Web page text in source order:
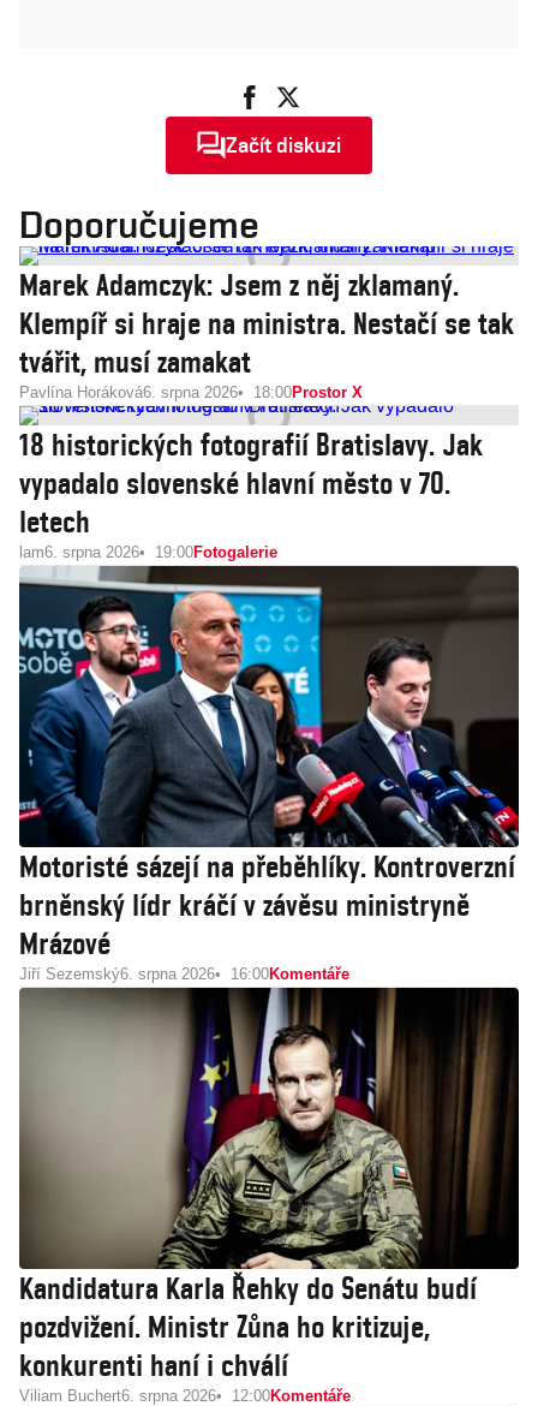
Začít diskuzi
Doporučujeme
Marek Adamczyk: Jsem z něj zklamaný.
Klempíř si hraje na ministra. Nestačí se tak
tvářit, musí zamakat
Pavlína Horáková6. srpna 2026 18:00Prostor X
18 historických fotografií Bratislavy. Jak
vypadalo slovenské hlavní město v 70.
letech
lam6. srpna 2026 19:00Fotogalerie
Motoristé sázejí na přeběhlíky. Kontroverzní
brněnský lídr kráčí v závěsu ministryně
Mrázové
Jiří Sezemský6. srpna 2026 16:00Komentáře
Kandidatura Karla Řehky do Senátu budí
pozdvižení. Ministr Zůna ho kritizuje,
konkurenti haní i chválí
Viliam Buchert6. srpna 2026 12:00Komentáře